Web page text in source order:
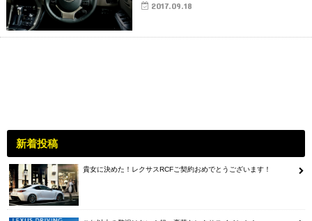
2017.09.18
新着投稿
貴女に決めた！レクサスRCFご契約おめでとうございます！